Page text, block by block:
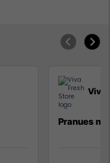
Viva
Pranues